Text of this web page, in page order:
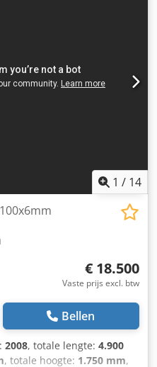
[ton]: 220 - Max.
style - Gereedschap
uitlezing -
x 1800mm x 2600mm (l x b
1 / 14
€ 18.500
Vaste prijs excl. btw
Bellen
2008, totale lengte: 4.900
, totale hoogte: 1.750 mm,